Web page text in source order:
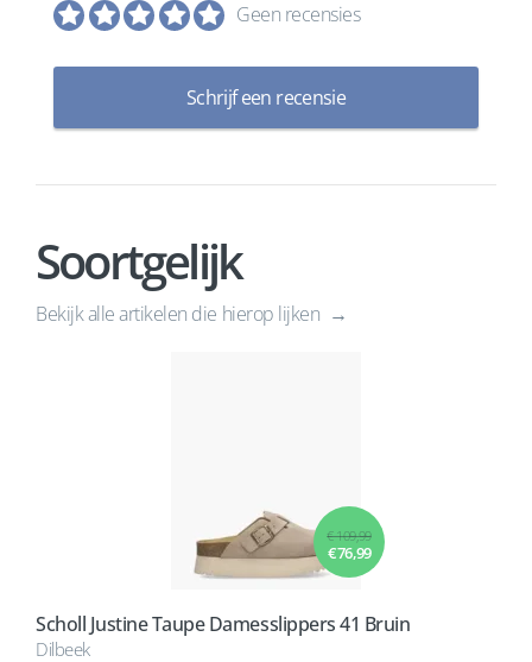
Geen recensies
Schrijf een recensie
Soortgelijk
Bekijk alle artikelen die hierop lijken
€ 109,99
€ 76,99
Scholl Justine Taupe Damesslippers 41 Bruin
Dilbeek